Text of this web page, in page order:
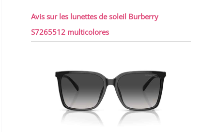
Avis sur les lunettes de soleil Burberry
S7265512 multicolores